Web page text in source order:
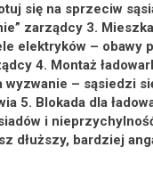
się na sprzeciw
zarządcy 3.
elektryków – obawy
4. Montaż
wyzwanie – sąsiedzi
5. Blokada dla
i
dłuższy, bardziej